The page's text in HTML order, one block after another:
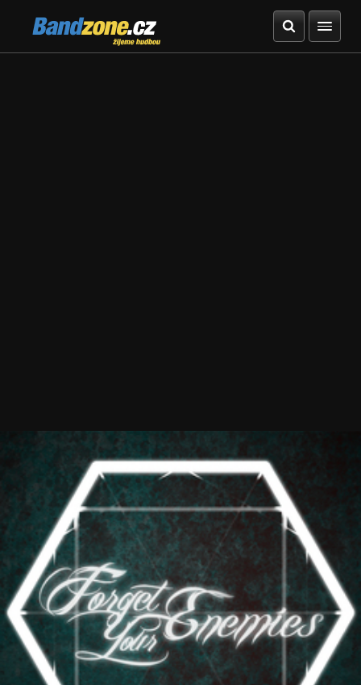
Bandzone.cz
žijeme hudbou